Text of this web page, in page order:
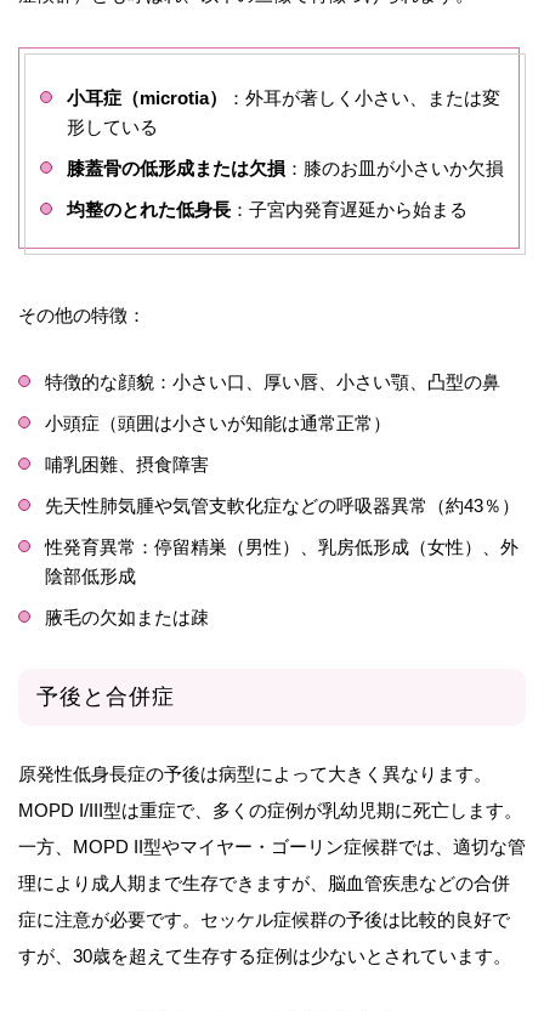
小耳症（microtia）
：外耳が著しく小さい、または変
形している
膝蓋骨の低形成または欠損 ：膝のお皿が小さいか欠損
均整のとれた低身長 ：子宮内発育遅延から始まる
その他の特徴：
特徴的な顔貌：小さい口、厚い唇、小さい顎、凸型の鼻
小頭症（頭囲は小さいが知能は通常正常）
哺乳困難、摂食障害
先天性肺気腫や気管支軟化症などの呼吸器異常（約43％）
性発育異常：停留精巣（男性）、乳房低形成（女性）、外
陰部低形成
腋毛の欠如または疎
予後と合併症
原発性低身長症の予後は病型によって大きく異なります。
MOPD I/III型は重症で、多くの症例が乳幼児期に死亡します。
一方、MOPD II型やマイヤー・ゴーリン症候群では、適切な管
理により成人期まで生存できますが、脳血管疾患などの合併
症に注意が必要です。セッケル症候群の予後は比較的良好で
すが、30歳を超えて生存する症例は少ないとされています。